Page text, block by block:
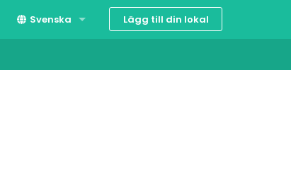
Svenska Lägg till din lokal